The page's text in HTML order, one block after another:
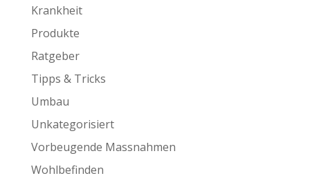
Krankheit
Produkte
Ratgeber
Tipps & Tricks
Umbau
Unkategorisiert
Vorbeugende Massnahmen
Wohlbefinden